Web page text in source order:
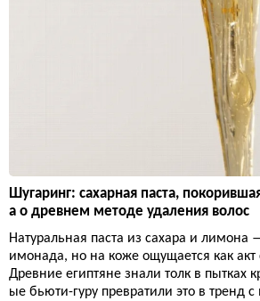
Шугаринг: сахарная паста,
а о древнем методе удаления волос
Натуральная паста из сахара и лимона
имонада, но на коже ощущается как
Древние египтяне знали толк в пытках
ые бьюти-гуру превратили это в тренд